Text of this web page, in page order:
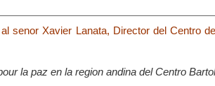
senor Xavier Lanata, Director del Centro
la paz en la region andina del Centro